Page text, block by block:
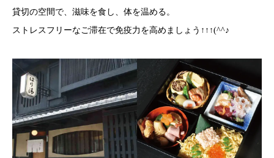
貸切の空間で、滋味を食し、体を温める。
ストレスフリーなご滞在で免疫力を高めましょう ↑↑↑(^^♪